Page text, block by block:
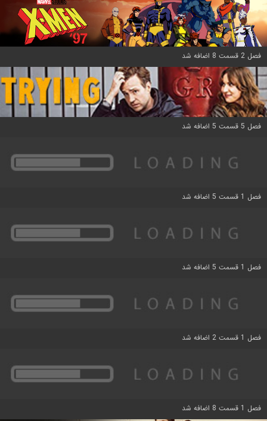
فصل 2 قسمت 8 اضافه شد
فصل 5 قسمت 5 اضافه شد
فصل 1 قسمت 5 اضافه شد
فصل 1 قسمت 5 اضافه شد
فصل 1 قسمت 2 اضافه شد
فصل 1 قسمت 8 اضافه شد